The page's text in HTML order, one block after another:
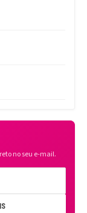
no seu e-mail.